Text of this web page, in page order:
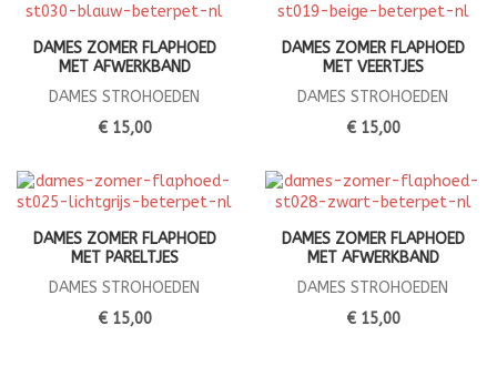
DAMES ZOMER FLAPHOED
MET AFWERKBAND
DAMES STROHOEDEN
€ 15,00
DAMES ZOMER FLAPHOED
MET VEERTJES
DAMES STROHOEDEN
€ 15,00
DAMES ZOMER FLAPHOED
MET PARELTJES
DAMES STROHOEDEN
€ 15,00
DAMES ZOMER FLAPHOED
MET AFWERKBAND
DAMES STROHOEDEN
€ 15,00